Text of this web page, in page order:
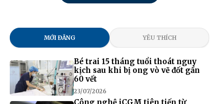
MỚI ĐĂNG YÊU THÍCH
Bé trai 15 tháng tuổi thoát nguy
kịch sau khi bị ong vò vẽ đốt gần
60 vết
23/07/2026